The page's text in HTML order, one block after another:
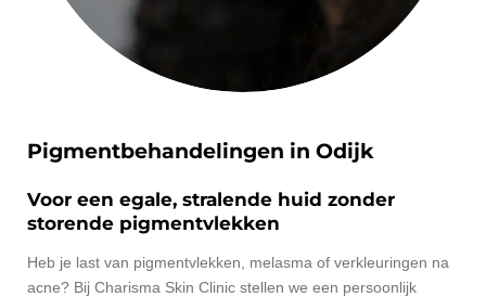
Pigmentbehandelingen in Odijk
Voor een egale, stralende huid zonder
storende pigmentvlekken
Heb je last van pigmentvlekken, melasma of verkleuringen na
acne? Bij Charisma Skin Clinic stellen we een persoonlijk